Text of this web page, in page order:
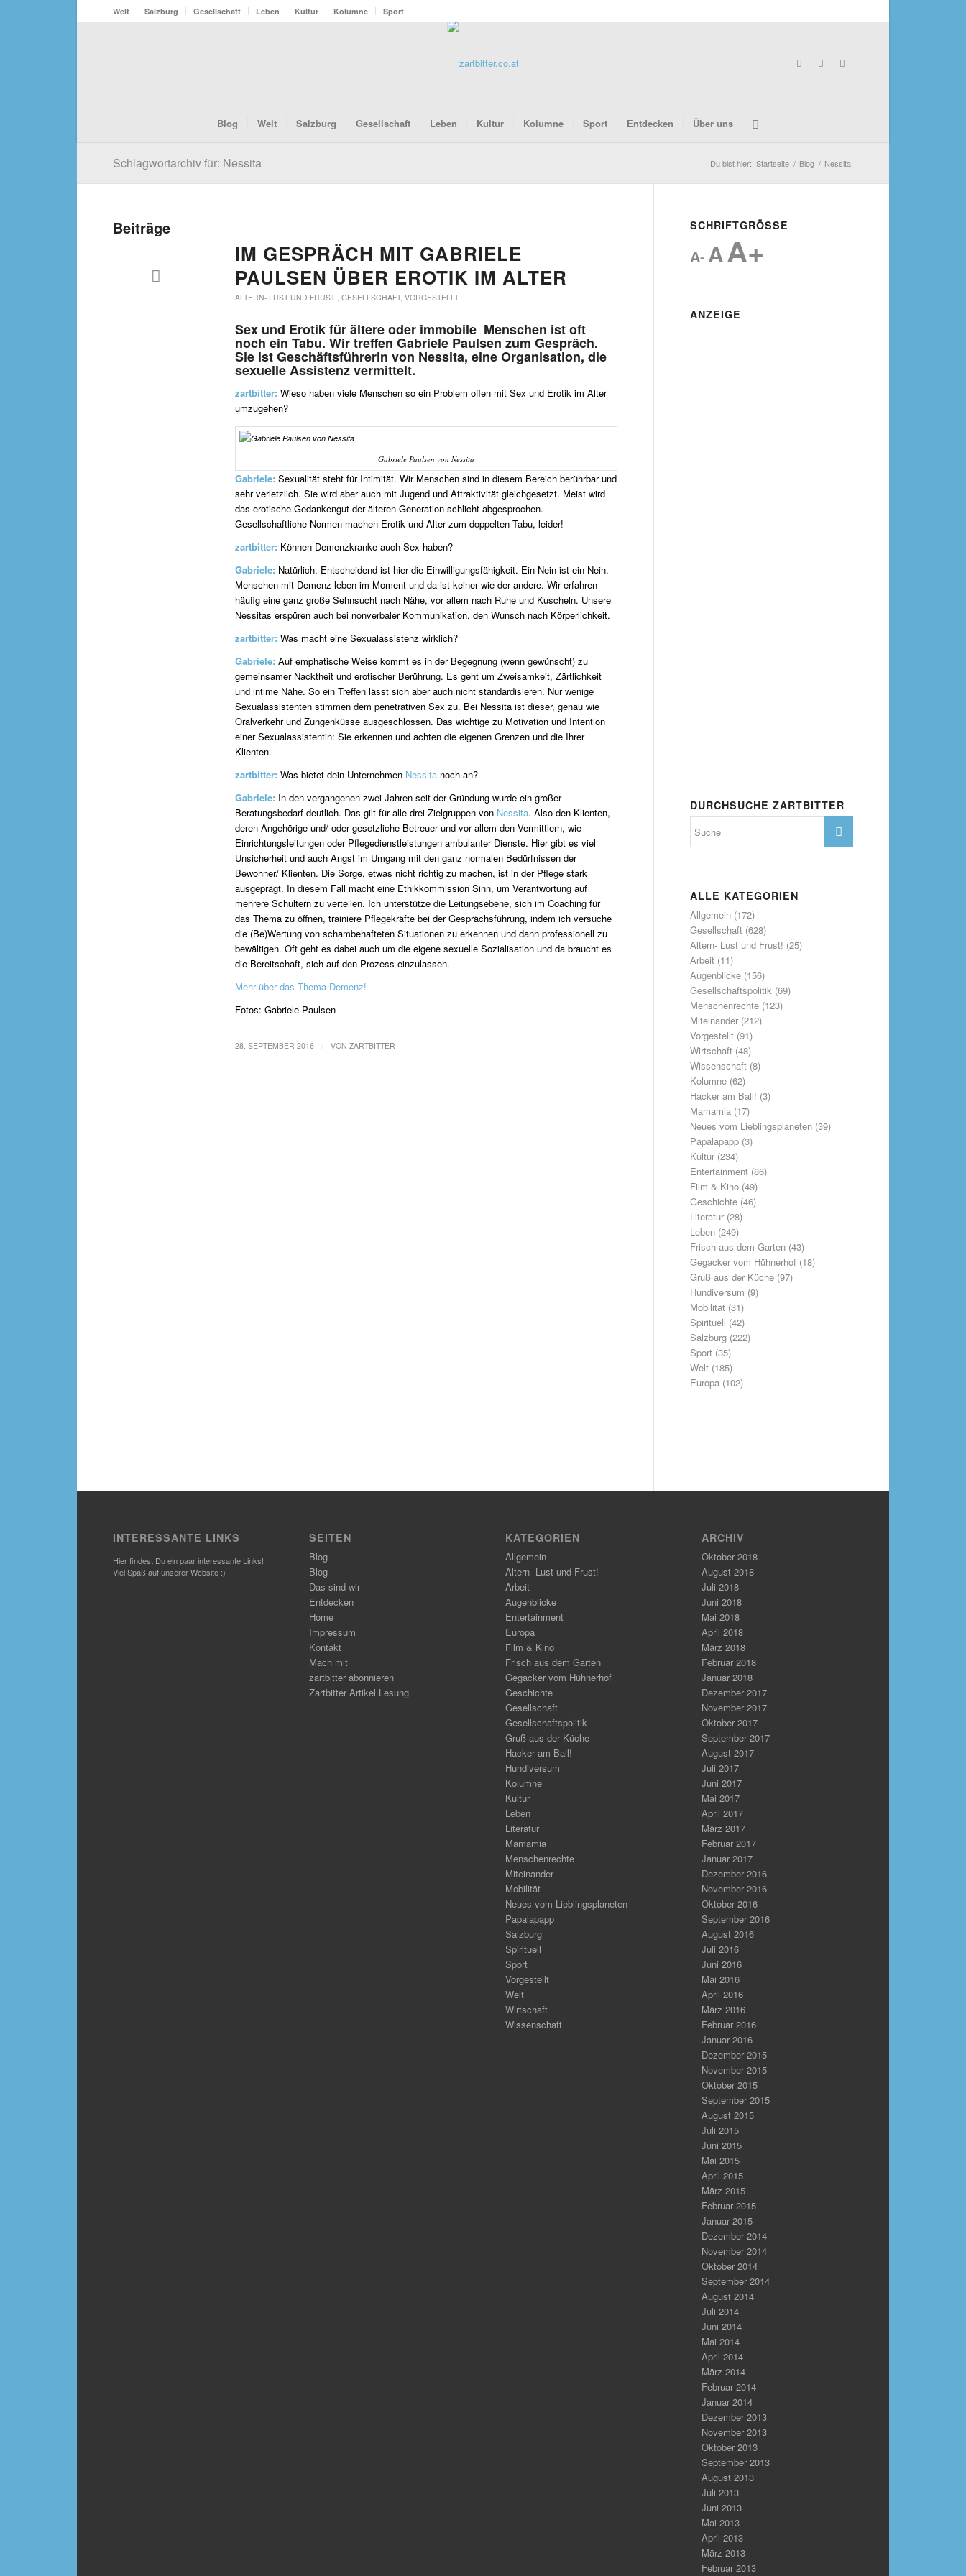
Welt Salzburg Gesellschaft Leben Kultur Kolumne Sport
Blog Welt Salzburg Gesellschaft Leben Kultur Kolumne Sport Entdecken Über uns
Schlagwortarchiv für: Nessita Du bist hier: Startseite / Blog / Nessita
Beiträge
IM GESPRÄCH MIT GABRIELE
PAULSEN ÜBER EROTIK IM ALTER
ALTERN- LUST UND FRUST!, GESELLSCHAFT, VORGESTELLT
Sex und Erotik für ältere oder immobile Menschen ist oft
noch ein Tabu. Wir treffen Gabriele Paulsen zum Gespräch.
Sie ist Geschäftsführerin von Nessita, eine Organisation, die
sexuelle Assistenz vermittelt.
zartbitter: Wieso haben viele Menschen so ein Problem offen mit Sex und Erotik im Alter
umzugehen?
Gabriele Paulsen von Nessita
Gabriele: Sexualität steht für Intimität. Wir Menschen sind in diesem Bereich berührbar und
sehr verletzlich. Sie wird aber auch mit Jugend und Attraktivität gleichgesetzt. Meist wird
das erotische Gedankengut der älteren Generation schlicht abgesprochen.
Gesellschaftliche Normen machen Erotik und Alter zum doppelten Tabu, leider!
zartbitter: Können Demenzkranke auch Sex haben?
Gabriele: Natürlich. Entscheidend ist hier die Einwilligungsfähigkeit. Ein Nein ist ein Nein.
Menschen mit Demenz leben im Moment und da ist keiner wie der andere. Wir erfahren
häufig eine ganz große Sehnsucht nach Nähe, vor allem nach Ruhe und Kuscheln. Unsere
Nessitas erspüren auch bei nonverbaler Kommunikation, den Wunsch nach Körperlichkeit.
zartbitter: Was macht eine Sexualassistenz wirklich?
Gabriele: Auf emphatische Weise kommt es in der Begegnung (wenn gewünscht) zu
gemeinsamer Nacktheit und erotischer Berührung. Es geht um Zweisamkeit, Zärtlichkeit
und intime Nähe. So ein Treffen lässt sich aber auch nicht standardisieren. Nur wenige
Sexualassistenten stimmen dem penetrativen Sex zu. Bei Nessita ist dieser, genau wie
Oralverkehr und Zungenküsse ausgeschlossen. Das wichtige zu Motivation und Intention
einer Sexualassistentin: Sie erkennen und achten die eigenen Grenzen und die Ihrer
Klienten.
zartbitter: Was bietet dein Unternehmen Nessita noch an?
Gabriele: In den vergangenen zwei Jahren seit der Gründung wurde ein großer
Beratungsbedarf deutlich. Das gilt für alle drei Zielgruppen von Nessita. Also den Klienten,
deren Angehörige und/ oder gesetzliche Betreuer und vor allem den Vermittlern, wie
Einrichtungsleitungen oder Pflegedienstleistungen ambulanter Dienste. Hier gibt es viel
Unsicherheit und auch Angst im Umgang mit den ganz normalen Bedürfnissen der
Bewohner/ Klienten. Die Sorge, etwas nicht richtig zu machen, ist in der Pflege stark
ausgeprägt. In diesem Fall macht eine Ethikkommission Sinn, um Verantwortung auf
mehrere Schultern zu verteilen. Ich unterstütze die Leitungsebene, sich im Coaching für
das Thema zu öffnen, trainiere Pflegekräfte bei der Gesprächsführung, indem ich versuche
die (Be)Wertung von schambehafteten Situationen zu erkennen und dann professionell zu
bewältigen. Oft geht es dabei auch um die eigene sexuelle Sozialisation und da braucht es
die Bereitschaft, sich auf den Prozess einzulassen.
Mehr über das Thema Demenz!
Fotos: Gabriele Paulsen
28. SEPTEMBER 2016 VON ZARTBITTER
SCHRIFTGRÖSSE
A- AA+
ANZEIGE
DURCHSUCHE ZARTBITTER
ALLE KATEGORIEN
Allgemein(172)
Gesellschaft(628)
Altern- Lust und Frust! (25)
Arbeit(11)
Augenblicke(156)
Gesellschaftspolitik(69)
Menschenrechte(123)
Miteinander(212)
Vorgestellt(91)
Wirtschaft(48)
Wissenschaft(8)
Kolumne(62)
Hacker am Ball! (3)
Mamamia(17)
Neues vom Lieblingsplaneten(39)
Papalapapp(3)
Kultur(234)
Entertainment(86)
Film & Kino(49)
Geschichte(46)
Literatur(28)
Leben(249)
Frisch aus dem Garten(43)
Gegacker vom Hühnerhof(18)
Gruß aus der Küche(97)
Hundiversum (9)
Mobilität(31)
Spirituell (42)
Salzburg(222)
Sport(35)
Welt(185)
Europa(102)
INTERESSANTE LINKS
Hier findest Du ein paar interessante Links!
Viel Spaß auf unserer Website :)
SEITEN
Blog
Blog
Das sind wir
Entdecken
Home
Impressum
Kontakt
Mach mit
zartbitter abonnieren
Zartbitter Artikel Lesung
KATEGORIEN
Allgemein
Altern- Lust und Frust!
Arbeit
Augenblicke
Entertainment
Europa
Film & Kino
Frisch aus dem Garten
Gegacker vom Hühnerhof
Geschichte
Gesellschaft
Gesellschaftspolitik
Gruß aus der Küche
Hacker am Ball!
Hundiversum
Kolumne
Kultur
Leben
Literatur
Mamamia
Menschenrechte
Miteinander
Mobilität
Neues vom Lieblingsplaneten
Papalapapp
Salzburg
Spirituell
Sport
Vorgestellt
Welt
Wirtschaft
Wissenschaft
ARCHIV
Oktober 2018
August 2018
Juli 2018
Juni 2018
Mai 2018
April 2018
März 2018
Februar 2018
Januar 2018
Dezember 2017
November 2017
Oktober 2017
September 2017
August 2017
Juli 2017
Juni 2017
Mai 2017
April 2017
März 2017
Februar 2017
Januar 2017
Dezember 2016
November 2016
Oktober 2016
September 2016
August 2016
Juli 2016
Juni 2016
Mai 2016
April 2016
März 2016
Februar 2016
Januar 2016
Dezember 2015
November 2015
Oktober 2015
September 2015
August 2015
Juli 2015
Juni 2015
Mai 2015
April 2015
März 2015
Februar 2015
Januar 2015
Dezember 2014
November 2014
Oktober 2014
September 2014
August 2014
Juli 2014
Juni 2014
Mai 2014
April 2014
März 2014
Februar 2014
Januar 2014
Dezember 2013
November 2013
Oktober 2013
September 2013
August 2013
Juli 2013
Juni 2013
Mai 2013
April 2013
März 2013
Februar 2013